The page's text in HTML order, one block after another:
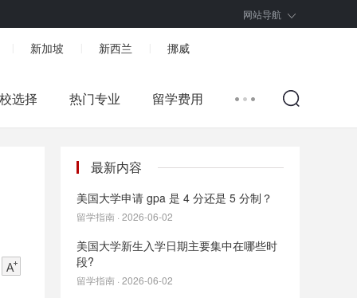
网站导航
新加坡 新西兰 挪威
选择 热门专业 留学费用
最新内容
美国大学申请 gpa 是 4 分还是 5 分制？
留学指南 · 2026-06-02
美国大学新生入学日期主要集中在哪些时
段?
留学指南 · 2026-06-02